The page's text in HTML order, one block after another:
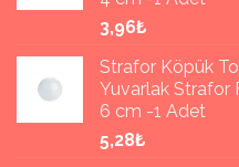
3,96₺
Strafor Köpük
Yuvarlak Strafor
6 cm -1 Adet
5,28₺